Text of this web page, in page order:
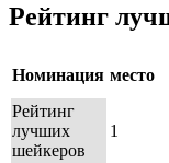
Рейтинг
Номинация место
Рейтинг
лучших
шейкеров
1